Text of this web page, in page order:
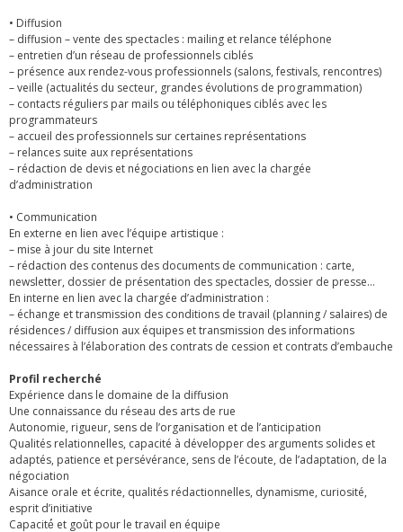
• Diffusion
– diffusion – vente des spectacles : mailing et relance téléphone
– entretien d’un réseau de professionnels ciblés
– présence aux rendez-vous professionnels (salons, festivals, rencontres)
– veille (actualités du secteur, grandes évolutions de programmation)
– contacts réguliers par mails ou téléphoniques ciblés avec les
programmateurs
– accueil des professionnels sur certaines représentations
– relances suite aux représentations
– rédaction de devis et négociations en lien avec la chargée
d’administration
• Communication
En externe en lien avec l’équipe artistique :
– mise à jour du site Internet
– rédaction des contenus des documents de communication : carte,
newsletter, dossier de présentation des spectacles, dossier de presse…
En interne en lien avec la chargée d’administration :
– échange et transmission des conditions de travail (planning / salaires) de
résidences / diffusion aux équipes et transmission des informations
nécessaires à l’élaboration des contrats de cession et contrats d’embauche
Profil recherché
Expérience dans le domaine de la diffusion
Une connaissance du réseau des arts de rue
Autonomie, rigueur, sens de l’organisation et de l’anticipation
Qualités relationnelles, capacité à développer des arguments solides et
adaptés, patience et persévérance, sens de l’écoute, de l’adaptation, de la
négociation
Aisance orale et écrite, qualités rédactionnelles, dynamisme, curiosité,
esprit d’initiative
Capacité́ et goût pour le travail en équipe